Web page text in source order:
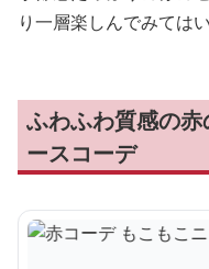
り一層楽しんでみては
ふわふわ質感の
ースコーデ